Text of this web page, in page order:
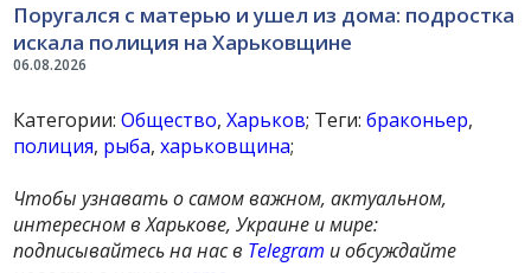
06.08.2026
Поругался с матерью и ушел из дома: подростка
искала полиция на Харьковщине
Категории:Общество,Харьков; Теги:браконьер,
полиция, рыба,харьковщина;
Чтобы узнавать о самом важном, актуальном,
интересном в Харькове, Украине и мире:
подписывайтесь на нас в Telegram и обсуждайте